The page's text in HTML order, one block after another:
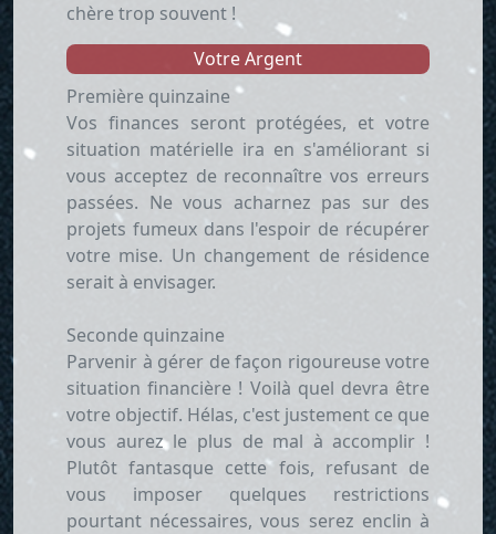
chère trop souvent !
Votre Argent
Première quinzaine
Vos finances seront protégées, et votre
situation matérielle ira en s'améliorant si
vous acceptez de reconnaître vos erreurs
passées. Ne vous acharnez pas sur des
projets fumeux dans l'espoir de récupérer
votre mise. Un changement de résidence
serait à envisager.
Seconde quinzaine
Parvenir à gérer de façon rigoureuse votre
situation financière ! Voilà quel devra être
votre objectif. Hélas, c'est justement ce que
vous aurez le plus de mal à accomplir !
Plutôt fantasque cette fois, refusant de
vous imposer quelques restrictions
pourtant nécessaires, vous serez enclin à